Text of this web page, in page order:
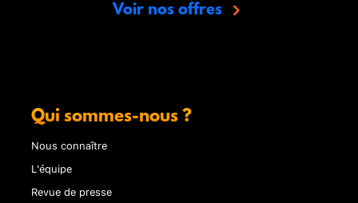
Voir nos offres
Qui sommes-nous ?
Nous connaître
L'équipe
Revue de presse